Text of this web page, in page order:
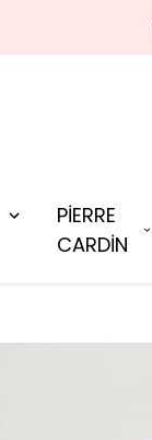
PİERRE
CARDİN